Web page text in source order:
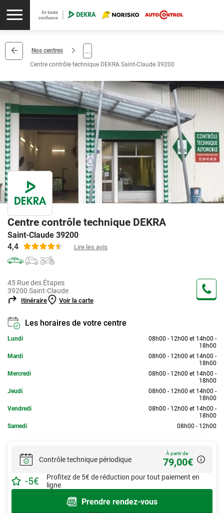
Nos centres ...
Centre contrôle technique DEKRA Saint-Claude 39200
Centre contrôle technique DEKRA
Saint-Claude 39200
4,4
Lire les avis
45 Rue des Étapes
39200 Saint-Claude
Itinéraire Voir la carte
Les horaires de votre centre
Lundi
08h00 - 12h00 et 14h00 -
18h00
Mardi
08h00 - 12h00 et 14h00 -
18h00
Mercredi
08h00 - 12h00 et 14h00 -
18h00
Jeudi
08h00 - 12h00 et 14h00 -
18h00
Vendredi
08h00 - 12h00 et 14h00 -
18h00
Samedi
08h00 - 12h00
Contrôle technique périodique
À partir de
79,00€
-5€ Profitez de 5€ de réduction pour tout paiement en
ligne
Prendre rendez-vous